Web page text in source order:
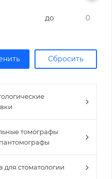
до
томографы
для стоматологии